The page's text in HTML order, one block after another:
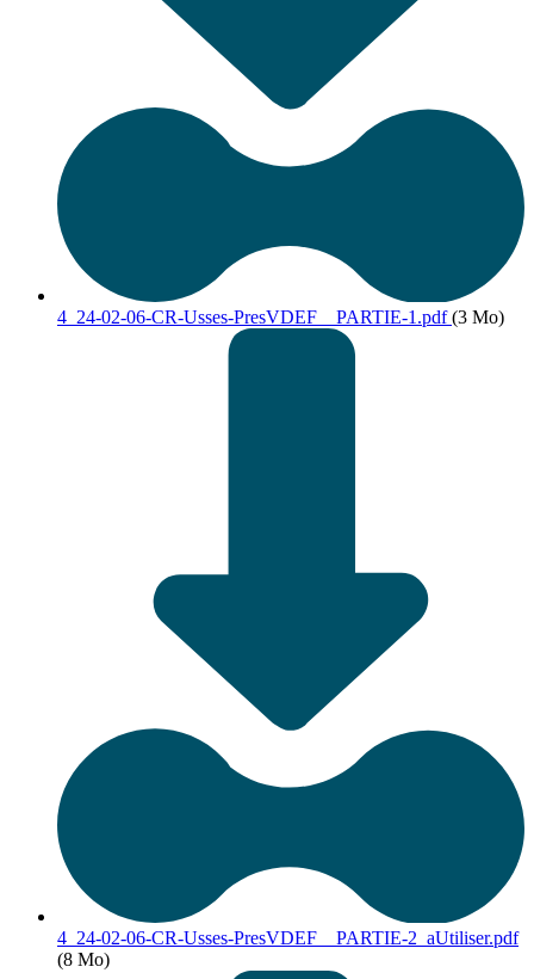
4_24-02-06-CR-Usses-PresVDEF__PARTIE-1.pdf (3 Mo)
4_24-02-06-CR-Usses-PresVDEF__PARTIE-2_aUtiliser.pdf
(8 Mo)